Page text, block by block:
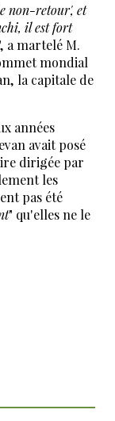
non-retour', et
il est fort
a martelé M.
mondial
la capitale de
années
avait posé
dirigée par
les
pas été
" qu'elles ne le